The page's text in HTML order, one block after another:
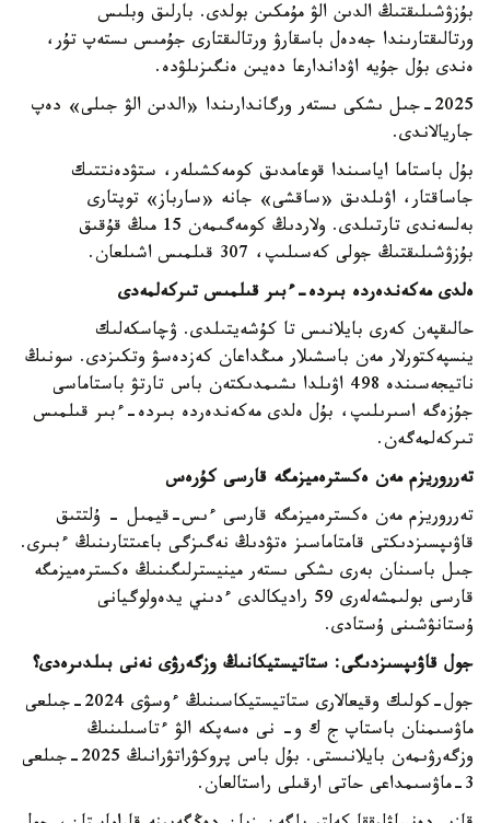
بۇزۋشىلىقتىڭ الدىن الۋ مۇمكىن بولدى. بارلىق وبلىس
ورتالىقتارىندا جەدەل باسقارۋ ورتالىقتارى جۇمىس ىستەپ تۇر،
ەندى بۇل جۇيە اۋداندارعا دەيىن ەنگىزىلۋدە.
2025-جىل ىشكى ىستەر ورگاندارىندا «الدىن الۋ جىلى» دەپ
جاريالاندى.
بۇل باستاما اياسىندا قوعامدىق كومەكشىلەر، ستۋدەنتتىك
جاساقتار، اۋىلدىق «ساقشى» جانە «سارباز» توپتارى
بەلسەندى تارتىلدى. ولاردىڭ كومەگىمەن 15 مىڭ قۇقىق
بۇزۋشىلىقتىڭ جولى كەسىلىپ، 307 قىلمىس اشىلعان.
ەلدى مەكەندەردە بىردە-ءبىر قىلمىس تىركەلمەدى
حالىقپەن كەرى بايلانىس تا كۇشەيتىلدى. ۋچاسكەلىك
ينسپەكتورلار مەن باسشىلار مىڭداعان كەزدەسۋ وتكىزدى. سونىڭ
ناتيجەسىندە 498 اۋىلدا ىشىمدىكتەن باس تارتۋ باستاماسى
جۇزەگە اسىرىلىپ، بۇل ەلدى مەكەندەردە بىردە-ءبىر قىلمىس
تىركەلمەگەن.
تەرروريزم مەن ەكسترەميزمگە قارسى كۇرەس
تەرروريزم مەن ەكسترەميزمگە قارسى ءىس-قيمىل - ۇلتتىق
قاۋىپسىزدىكتى قامتاماسىز ەتۋدىڭ نەگىزگى باعىتتارىنىڭ ءبىرى.
جىل باسىنان بەرى ىشكى ىستەر مينيسترلىگىنىڭ ەكسترەميزمگە
قارسى بولىمشەلەرى 59 راديكالدى ءدىني يدەولوگيانى
ۇستانۋشىنى ۇستادى.
جول قاۋىپسىزدىگى: ستاتيستيكانىڭ وزگەرۋى نەنى بىلدىرەدى؟
جول-كولىك وقيعالارى ستاتيستيكاسىنىڭ ءوسۋى 2024-جىلعى
ماۋسىمنان باستاپ ج ك و- نى ەسەپكە الۋ ءتاسىلىنىڭ
وزگەرۋىمەن بايلانىستى. بۇل باس پروكۋراتۋرانىڭ 2025-جىلعى
3-ماۋسىمداعى حاتى ارقىلى راستالعان.